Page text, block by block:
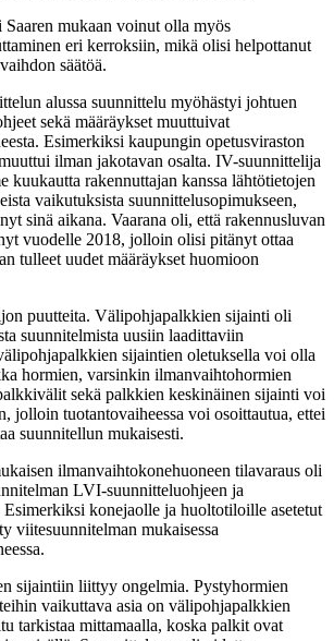
mukaan voinut olla myös
eri kerroksiin, mikä olisi helpottanut
säätöä.
alussa suunnittelu myöhästyi johtuen
sekä määräykset muuttuivat
Esimerkiksi kaupungin opetusviraston
ilman jakotavan osalta. IV-suunnittelija
kuukautta rakennuttajan kanssa lähtötietojen
vaikutuksista suunnittelusopimukseen,
sinä aikana. Vaarana oli, että rakennusluvan
vuodelle 2018, jolloin olisi pitänyt ottaa
tulleet uudet määräykset huomioon
puutteita. Välipohjapalkkien sijainti oli
suunnitelmista uusiin laadittaviin
sijaintien oletuksella voi olla
hormien, varsinkin ilmanvaihtohormien
sekä palkkien keskinäinen sijainti voi
jolloin tuotantovaiheessa voi osoittautua, ettei
suunnitellun mukaisesti.
ilmanvaihtokonehuoneen tilavaraus oli
LVI-suunnitteluohjeen ja
Esimerkiksi konejaolle ja huoltotiloille asetetut
viitesuunnitelman mukaisessa
sijaintiin liittyy ongelmia. Pystyhormien
vaikuttava asia on välipohjapalkkien
tarkistaa mittamaalla, koska palkit ovat